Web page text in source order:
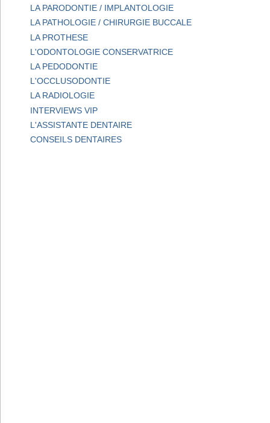
LA PARODONTIE / IMPLANTOLOGIE
LA PATHOLOGIE / CHIRURGIE BUCCALE
LA PROTHESE
L'ODONTOLOGIE CONSERVATRICE
LA PEDODONTIE
L'OCCLUSODONTIE
LA RADIOLOGIE
INTERVIEWS VIP
L'ASSISTANTE DENTAIRE
CONSEILS DENTAIRES